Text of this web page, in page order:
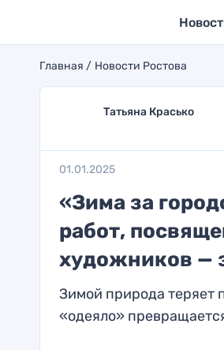
Главная Новости Ростова
Татьяна Красько
01.01.2025
«Зима за
работ,
художников —
Зимой природа теряет
«одеяло»